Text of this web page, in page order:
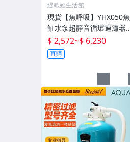
緹歐婭生活館
現貨【魚呼吸】YHX050魚
缸水泵超靜音循環過濾器
魚池潛水底吸變頻水陸
$ 2,572~$ 6,230
直購